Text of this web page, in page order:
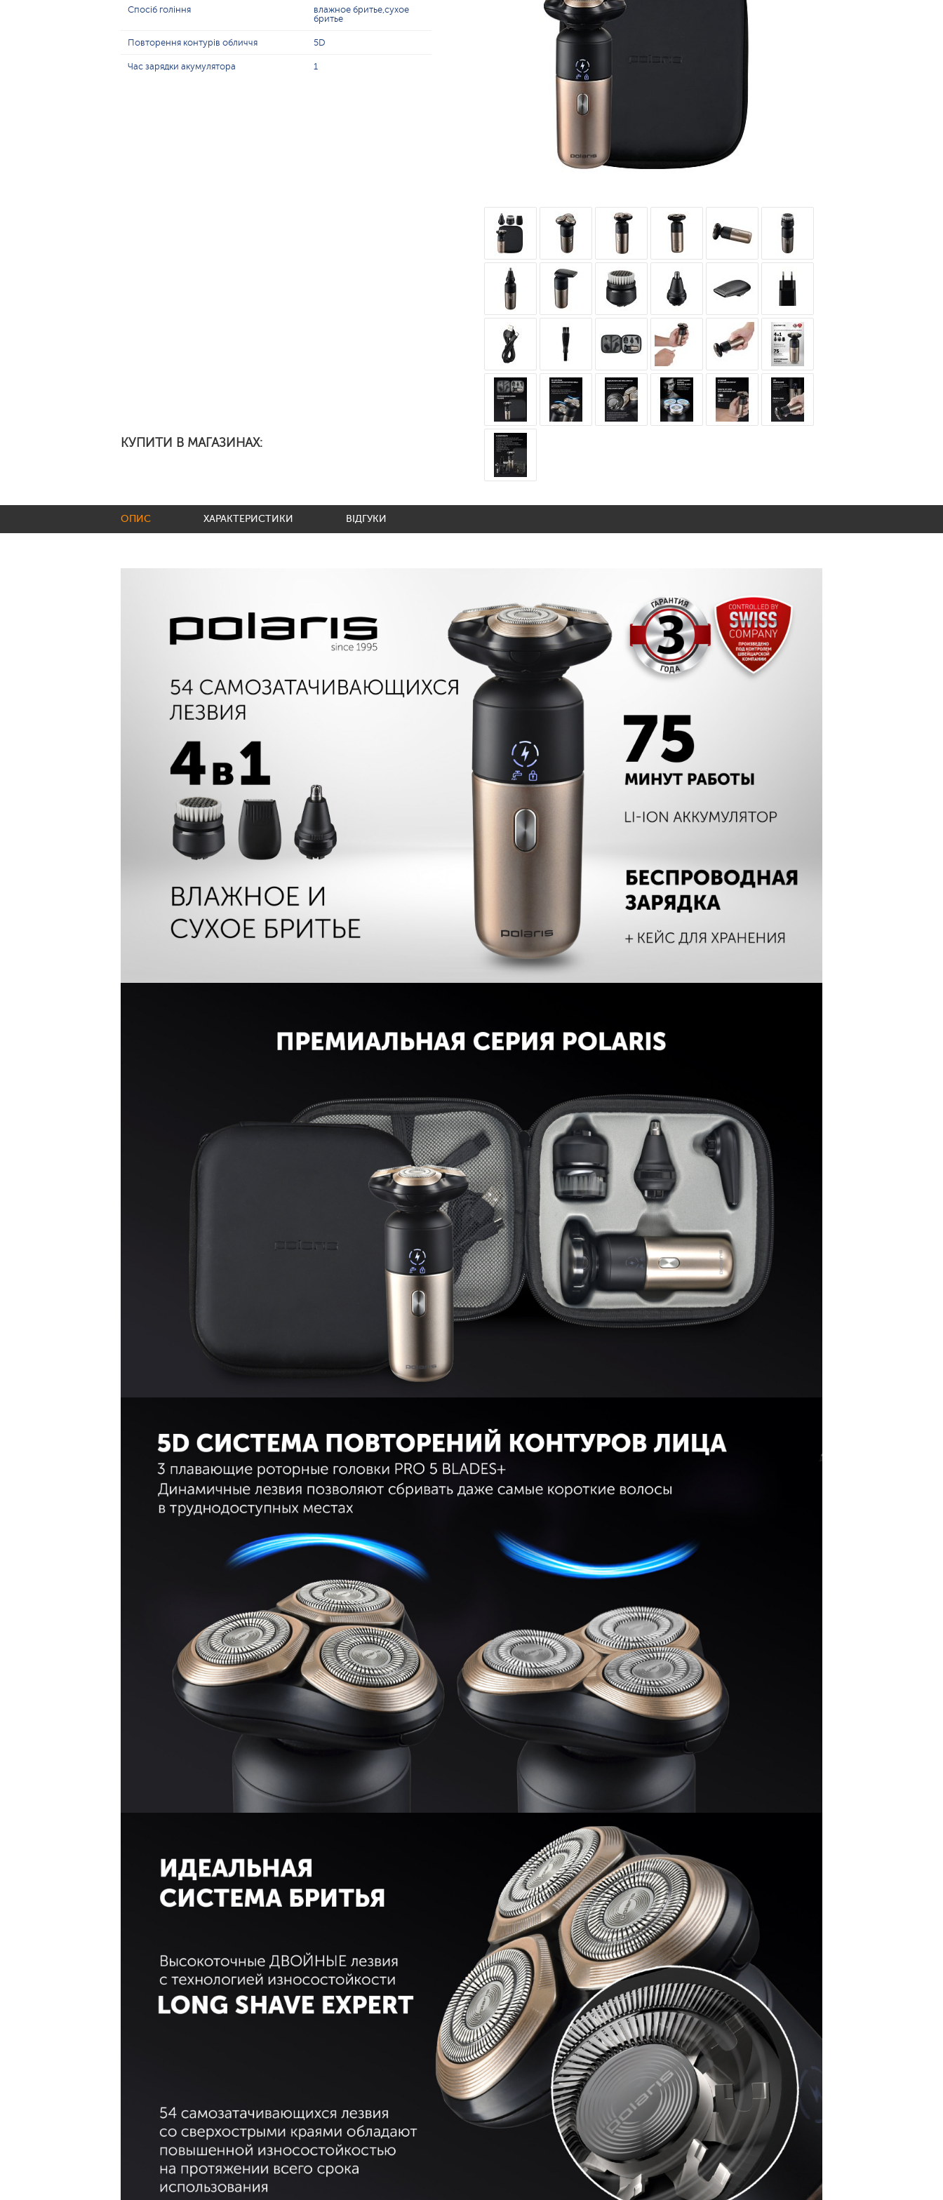
Спосіб гоління
влажное бритье,сухое
бритье
Повторення контурів обличчя 5D
Час зарядки акумулятора 1
КУПИТИ В МАГАЗИНАХ:
ОПИС ХАРАКТЕРИСТИКИ ВІДГУКИ